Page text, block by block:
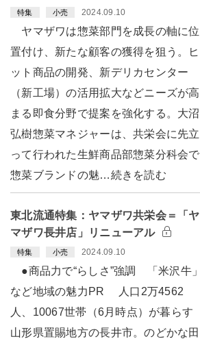
特集 小売 2024.09.10
ヤマザワは惣菜部門を成長の軸に位
置付け、新たな顧客の獲得を狙う。ヒ
ット商品の開発、新デリカセンター
（新工場）の活用拡大などニーズが高
まる即食分野で提案を強化する。大沼
弘樹惣菜マネジャーは、共栄会に先立
って行われた生鮮商品部惣菜分科会で
惣菜ブランドの魅…続きを読む
東北流通特集：ヤマザワ共栄会＝「ヤ
マザワ長井店」リニューアル
特集 小売 2024.09.10
●商品力で“らしさ”強調 「米沢牛」
など地域の魅力PR 人口2万4562
人、10067世帯（6月時点）が暮らす
山形県置賜地方の長井市。のどかな田